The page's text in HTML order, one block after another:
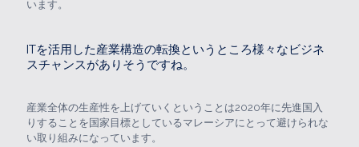
います。
ITを活用した産業構造の転換というところ様々なビジネ
スチャンスがありそうですね。
産業全体の生産性を上げていくということは2020年に先進国入
りすることを国家目標としているマレーシアにとって避けられな
い取り組みになっています。